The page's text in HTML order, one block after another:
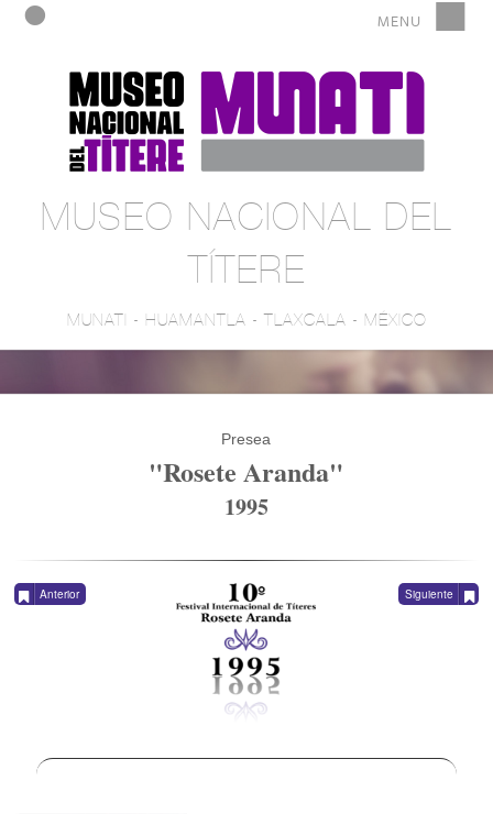
MUSEO NACIONAL DEL
TÍTERE
MUNATI - HUAMANTLA - TLAXCALA - MÉXICO
Presea
"Rosete Aranda"
1995
Anterior Siguiente